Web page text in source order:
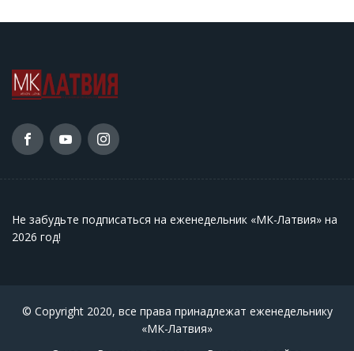
Не забудьте подписаться на еженедельник «МК-Латвия» на
2026 год!
© Copyright 2020, все права принадлежат еженедельнику
«МК-Латвия»